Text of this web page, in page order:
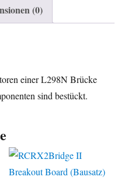
(0)
einer L298N Brücke
sind bestückt.